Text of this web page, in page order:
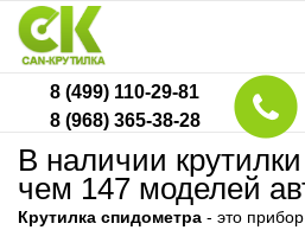
8 (499) 110-29-81
8 (968) 365-38-28
В наличии
чем 147 моделей
Крутилка спидометра - это